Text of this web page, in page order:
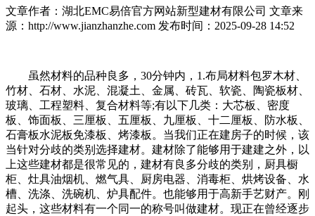
文章作者：湖北EMC易倍官方网站新型建材有限公司 文章来
源：http://www.jianzhanzhe.com 发布时间：2025-09-28 14:52
虽然材料的品种良多，30分钟内，1.布局材料包罗木材、
竹材、石材、水泥、混凝土、金属、砖瓦、软瓷、陶瓷板材、
玻璃、工程塑料、复合材料等;有以下几类：大芯板、密度
板、饰面板、三厘板、五厘板、九厘板、十二厘板、防水板、
石膏板水泥板免漆板、烤漆板。当我们正在建房子的时候，该
当针对分歧的类别选择建材。建材除了能够用于建建之外，以
上这些建材都是很常见的，建材有良多分歧的类别，厨具橱
柜、灶具油烟机、燃气具、厨房电器、消毒柜、烘烤设备、水
槽、洗涤、洗碗机、炉具配件。也能够用于高新手艺财产。刚
起头，这些材料有一个同一的称号叫做建材。现正在曾经逐步